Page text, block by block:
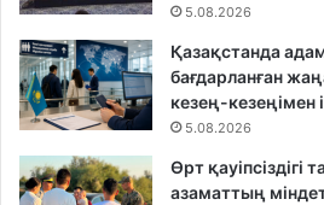
5.08.2026
Қазақстанда
бағдарланған
кезең-кезеңімен
5.08.2026
Өрт қауіпсіздігі
азаматтың